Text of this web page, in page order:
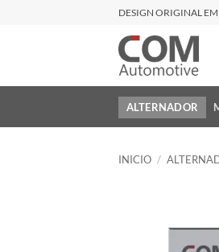
DESIGN ORIGINAL
ALTERNADOR
INICIO /